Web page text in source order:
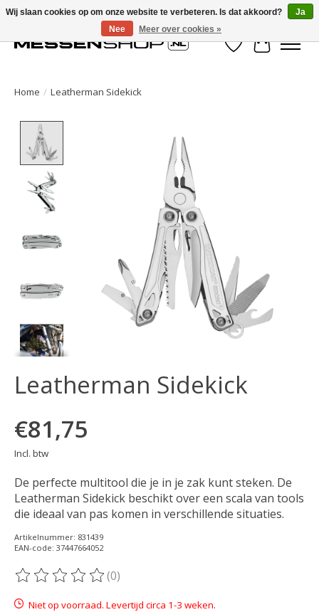
Verlanglijst
Home / Leatherman Sidekick
Leatherman Sidekick
€81,75
Incl. btw
De perfecte multitool die je in je zak kunt steken. De
Leatherman Sidekick beschikt over een scala van tools
die ideaal van pas komen in verschillende situaties.
Artikelnummer: 831439
EAN-code: 37447664052
De beoordeling van dit product is
(0)
Niet op voorraad. Levertijd circa 1-3 weken.
Wij slaan cookies op om onze website te verbeteren. Is dat akkoord?
Ja
Nee
Meer over cookies »